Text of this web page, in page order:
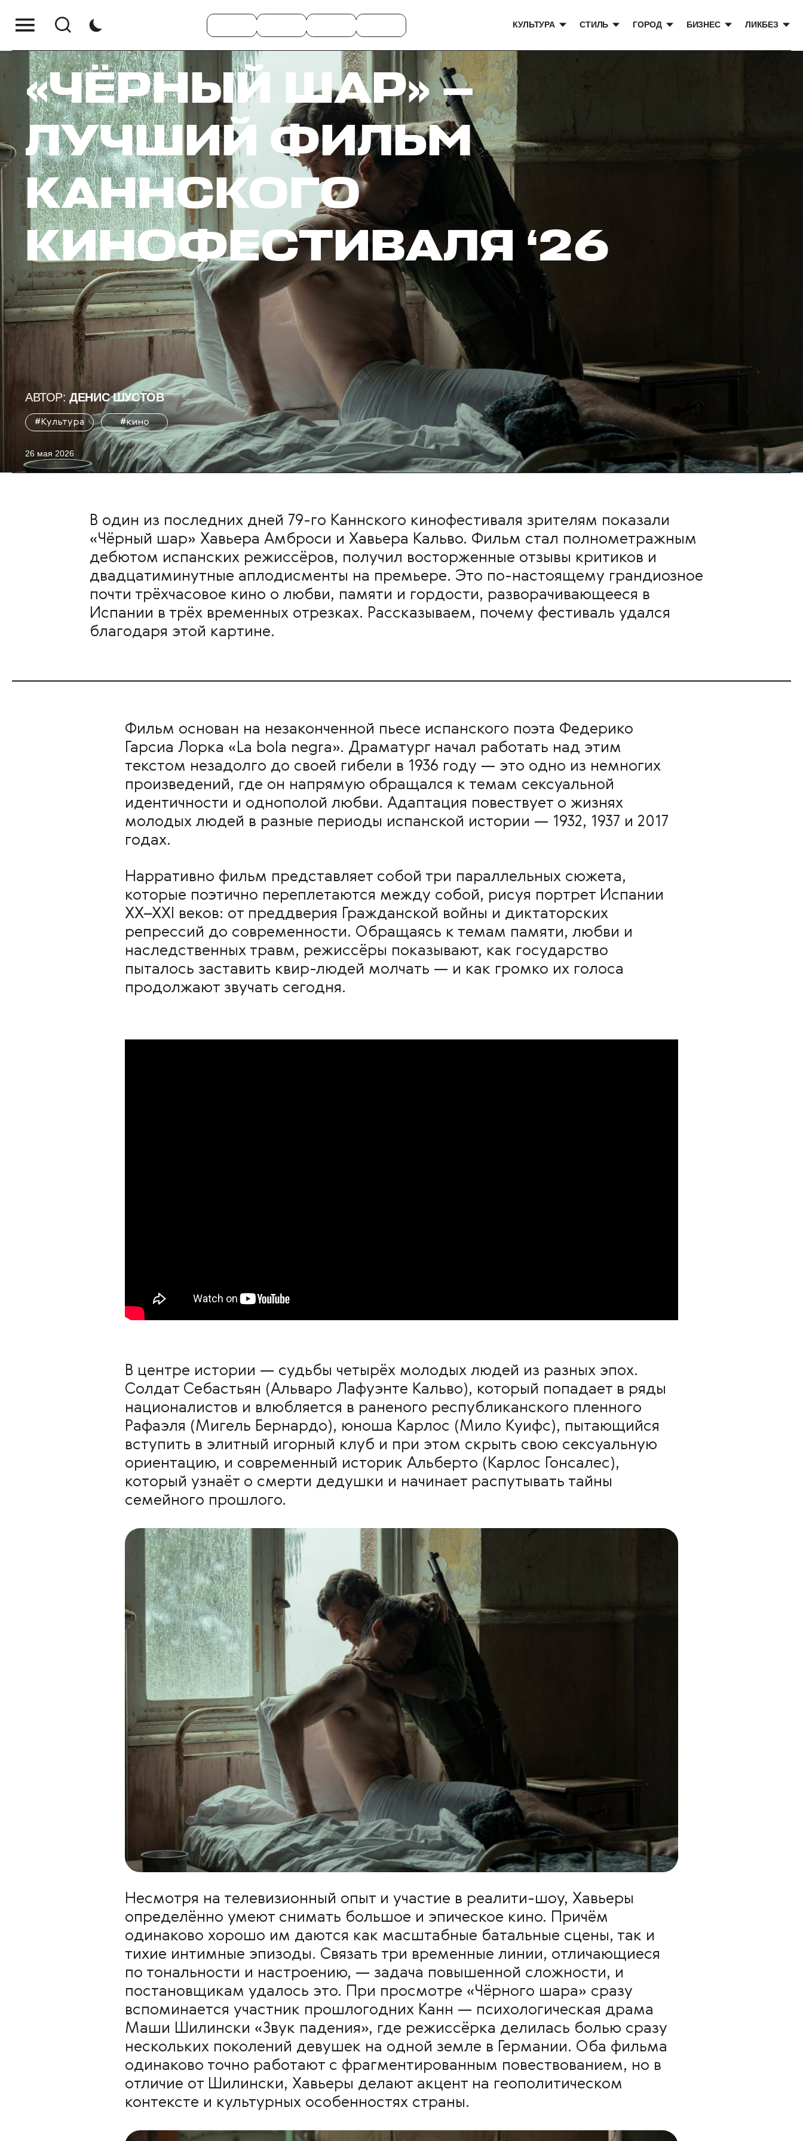
КУЛЬТУРА СТИЛЬ ГОРОД БИЗНЕС ЛИКБЕЗ
«ЧЁРНЫЙ ШАР» —
ЛУЧШИЙ ФИЛЬМ
КАННСКОГО
КИНОФЕСТИВАЛЯ ‘26
АВТОР:ДЕНИС ШУСТОВ
#Культура #кино
26 мая 2026
В один из последних дней 79-го Каннского кинофестиваля зрителям показали
«Чёрный шар» Хавьера Амброси и Хавьера Кальво. Фильм стал полнометражным
дебютом испанских режиссёров, получил восторженные отзывы критиков и
двадцатиминутные аплодисменты на премьере. Это по-настоящему грандиозное
почти трёхчасовое кино о любви, памяти и гордости, разворачивающееся в
Испании в трёх временных отрезках. Рассказываем, почему фестиваль удался
благодаря этой картине.
Фильм основан на незаконченной пьесе испанского поэта Федерико
Гарсиа Лорка «La bola negra». Драматург начал работать над этим
текстом незадолго до своей гибели в 1936 году — это одно из немногих
произведений, где он напрямую обращался к темам сексуальной
идентичности и однополой любви. Адаптация повествует о жизнях
молодых людей в разные периоды испанской истории — 1932, 1937 и 2017
годах.
Нарративно фильм представляет собой три параллельных сюжета,
которые поэтично переплетаются между собой, рисуя портрет Испании
XX–XXI веков: от преддверия Гражданской войны и диктаторских
репрессий до современности. Обращаясь к темам памяти, любви и
наследственных травм, режиссёры показывают, как государство
пыталось заставить квир-людей молчать — и как громко их голоса
продолжают звучать сегодня.
В центре истории — судьбы четырёх молодых людей из разных эпох.
Солдат Себастьян (Альваро Лафуэнте Кальво), который попадает в ряды
националистов и влюбляется в раненого республиканского пленного
Рафаэля (Мигель Бернардо), юноша Карлос (Мило Куифс), пытающийся
вступить в элитный игорный клуб и при этом скрыть свою сексуальную
ориентацию, и современный историк Альберто (Карлос Гонсалес),
который узнаёт о смерти дедушки и начинает распутывать тайны
семейного прошлого.
Несмотря на телевизионный опыт и участие в реалити-шоу, Хавьеры
определённо умеют снимать большое и эпическое кино. Причём
одинаково хорошо им даются как масштабные батальные сцены, так и
тихие интимные эпизоды. Связать три временные линии, отличающиеся
по тональности и настроению, — задача повышенной сложности, и
постановщикам удалось это. При просмотре «Чёрного шара» сразу
вспоминается участник прошлогодних Канн — психологическая драма
Маши Шилински «Звук падения», где режиссёрка делилась болью сразу
нескольких поколений девушек на одной земле в Германии. Оба фильма
одинаково точно работают с фрагментированным повествованием, но в
отличие от Шилински, Хавьеры делают акцент на геополитическом
контексте и культурных особенностях страны.